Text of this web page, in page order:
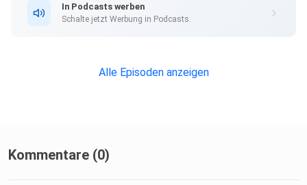
In Podcasts werben
Schalte jetzt Werbung in Podcasts.
Alle Episoden anzeigen
Kommentare (0)